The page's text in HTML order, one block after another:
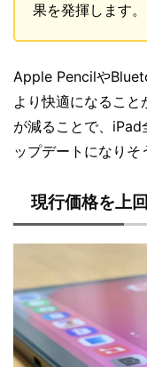
果を発揮します。
Apple Pencilや
より快適になるこ
が減ることで、
ップデートになりそ
現行価格を上